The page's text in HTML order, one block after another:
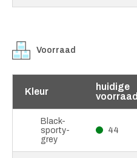
Voorraad
Kleur
huidige
voorraad
Black-
sporty-
grey
44